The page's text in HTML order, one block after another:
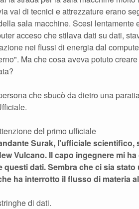
vai di tecnici e attrezzature erano
sala macchine. Scesi lentamente
acceso che stilava dati su dati,
nei flussi di energia dal
Ma che cosa aveva potuto
che sbucò da dietro una
del primo ufficiale
Surak, l'ufficiale scientifico,
Vulcano. Il capo ingegnere mi
questi dati. Sembra che ci sia stato
ha interrotto il flusso di materia
di dati.